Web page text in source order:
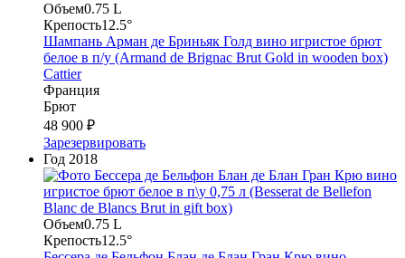
Объем0.75 L
Крепость12.5°
Шампань Арман де Бриньяк Голд вино игристое брют
белое в п/у (Armand de Brignac Brut Gold in wooden box)
Cattier
Франция
Брют
48 900 ₽
Зарезервировать
Год 2018
Объем0.75 L
Крепость12.5°